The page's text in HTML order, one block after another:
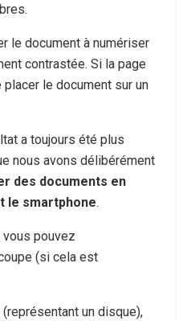
le document à numériser
contrastée. Si la page
le document sur un
a toujours été plus
nous avons délibérément
des documents en
le smartphone.
pouvez
(si cela est
(représentant un disque),